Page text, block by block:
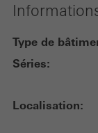
Type de
Séries:
Localisation: